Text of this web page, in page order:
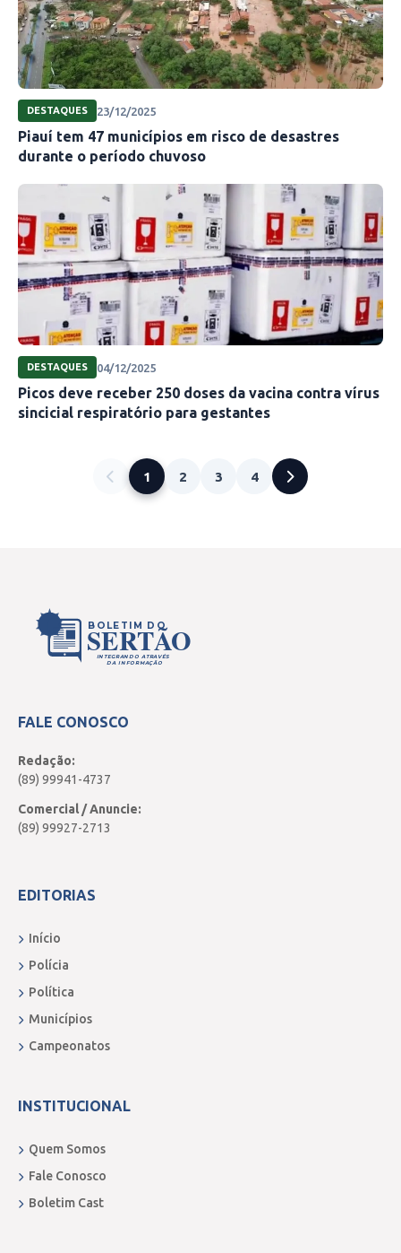
DESTAQUES 23/12/2025
Piauí tem 47 municípios em risco de desastres
durante o período chuvoso
DESTAQUES 04/12/2025
Picos deve receber 250 doses da vacina contra vírus
sincicial respiratório para gestantes
1 2 3 4
BOLETIM DO
SERTÃO
INTEGRANDO ATRAVÉS
DA INFORMAÇÃO
FALE CONOSCO
Redação:
(89) 99941-4737
Comercial / Anuncie:
(89) 99927-2713
EDITORIAS
Início
Polícia
Política
Municípios
Campeonatos
INSTITUCIONAL
Quem Somos
Fale Conosco
Boletim Cast